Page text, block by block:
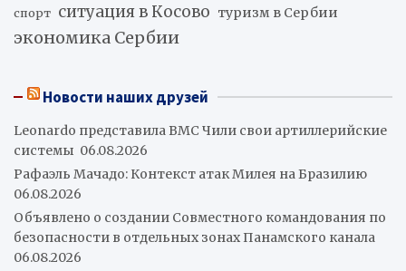
спорт ситуация в Косово туризм в Сербии
экономика Сербии
Новости наших друзей
Leonardo представила ВМС Чили свои артиллерийские
системы 06.08.2026
Рафаэль Мачадо: Контекст атак Милея на Бразилию
06.08.2026
Объявлено о создании Совместного командования по
безопасности в отдельных зонах Панамского канала
06.08.2026